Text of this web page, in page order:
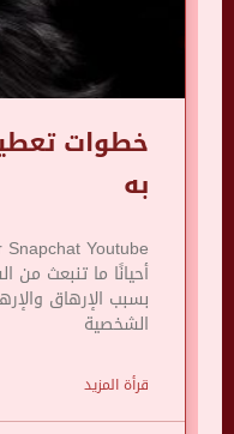
خطوات
به
أحيانًا ما تنبعث من
بسبب الإرهاق
الشخصية
قرأة المزيد